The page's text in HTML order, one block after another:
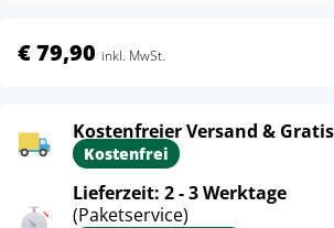
€ 79,90 inkl. MwSt.
Kostenfreier Versand &
Kostenfrei
Lieferzeit: 2 - 3 Werktage
(Paketservice)